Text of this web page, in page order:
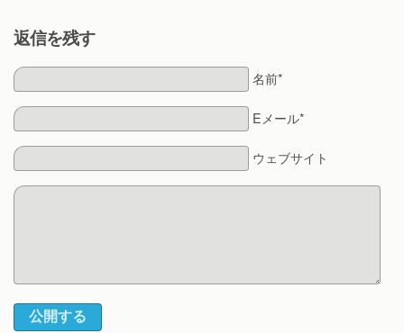
返信を残す
名前*
Eメール*
ウェブサイト
公開する